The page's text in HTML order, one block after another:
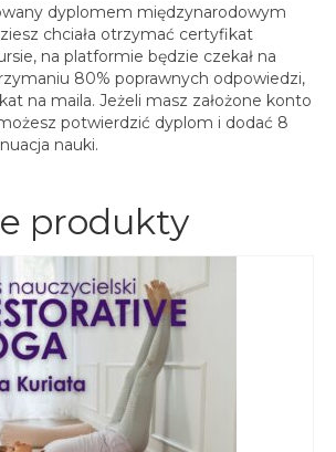
dyplomem międzynarodowym
chciała otrzymać certyfikat
na platformie będzie czekał na
80% poprawnych odpowiedzi,
na maila. Jeżeli masz założone konto
potwierdzić dyplom i dodać 8
nauki.
produkty